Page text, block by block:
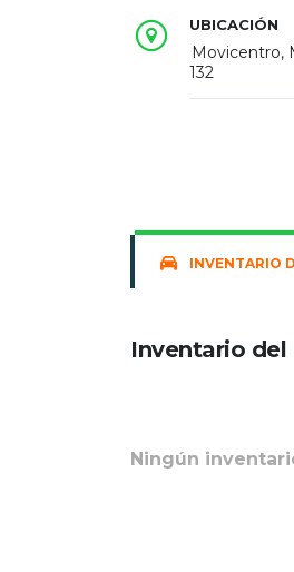
UBICACIÓN
Movicentro,
132
INVENTARIO
Inventario
Ningún